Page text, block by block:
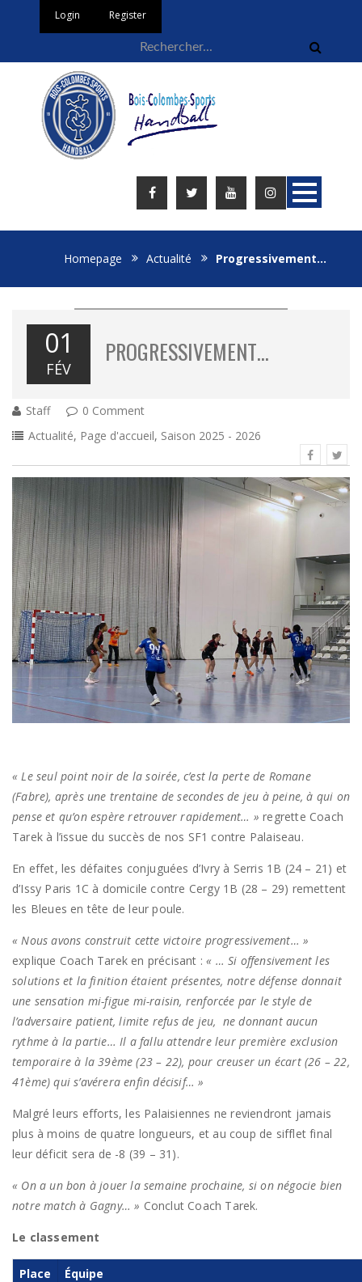
Login Register
Homepage Actualité Progressivement…
01
FÉV
PROGRESSIVEMENT…
Staff
0 Comment
Actualité, Page d'accueil, Saison 2025 - 2026
« Le seul point noir de la soirée, c’est la perte de Romane
(Fabre), après une trentaine de secondes de jeu à peine, à qui on
pense et qu’on espère retrouver rapidement… » regrette Coach
Tarek à l’issue du succès de nos SF1 contre Palaiseau.
En effet, les défaites conjuguées d’Ivry à Serris 1B (24 – 21) et
d’Issy Paris 1C à domicile contre Cergy 1B (28 – 29) remettent
les Bleues en tête de leur poule.
« Nous avons construit cette victoire progressivement… »
explique Coach Tarek en précisant :« … Si offensivement les
solutions et la finition étaient présentes, notre défense donnait
une sensation mi-figue mi-raisin, renforcée par le style de
l’adversaire patient, limite refus de jeu, ne donnant aucun
rythme à la partie… Il a fallu attendre leur première exclusion
temporaire à la 39ème (23 – 22), pour creuser un écart (26 – 22,
41ème) qui s’avérera enfin décisif… »
Malgré leurs efforts, les Palaisiennes ne reviendront jamais
plus à moins de quatre longueurs, et au coup de sifflet final
leur déficit sera de -8 (39 – 31).
« On a un bon à jouer la semaine prochaine, si on négocie bien
notre match à Gagny… » Conclut Coach Tarek.
Le classement
Place Équipe